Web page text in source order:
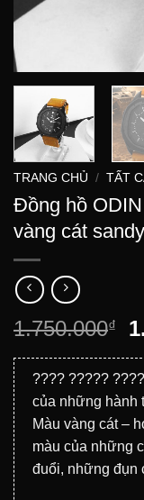
TRANG CHỦ / TẤT
Đồng hồ
vàng cát
1.750.000₫
???? ?????
của những hành
Màu vàng cát –
màu của những
đuổi, những đụn